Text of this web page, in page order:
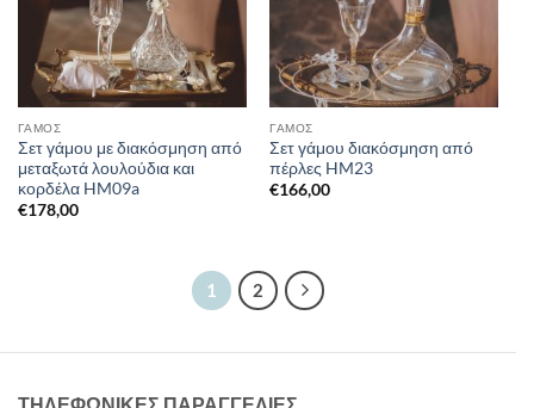
ΓΑΜΟΣ
Σετ γάμου με διακόσμηση από
μεταξωτά λουλούδια και
κορδέλα HM09a
€178,00
ΓΑΜΟΣ
Σετ γάμου διακόσμηση από
πέρλες HM23
€166,00
1 2